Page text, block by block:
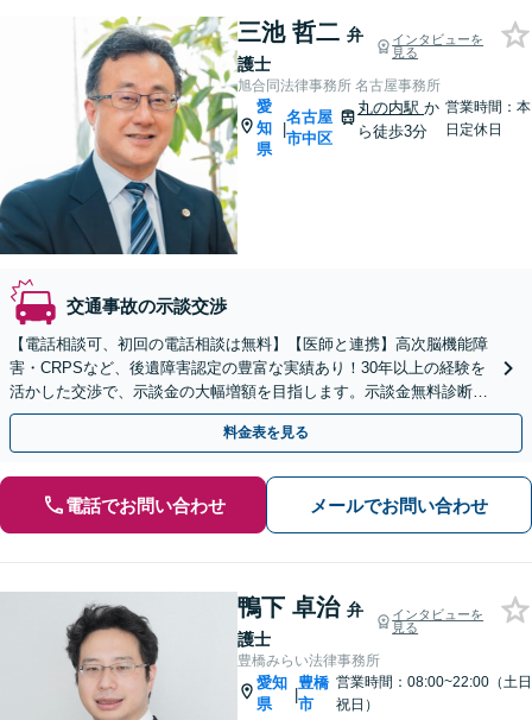
三池 哲二 弁
護士
インタビューを
見る
旭合同法律事務所 名古屋事務所
愛
知
県
|
名古屋
市中区
丸の内駅か
ら徒歩3分
営業時間：本
日定休日
交通事故の示談交渉
【電話相談可、初回の電話相談は無料】【医師と連携】高次脳機能障
害・CRPSなど、後遺障害認定の豊富な実績あり！30年以上の経験を
活かした交渉で、示談金の大幅増額を目指します。示談金無料診断サ
ービスあり【夜間休日対応】【丸の内駅3分】
料金表を見る
電話でお問い合わせ メールでお問い合わせ
鴨下 卓治 弁
護士
インタビューを
見る
豊橋みらい法律事務所
愛知
県
|
豊橋
市
営業時間：08:00~22:00（土日
祝日）